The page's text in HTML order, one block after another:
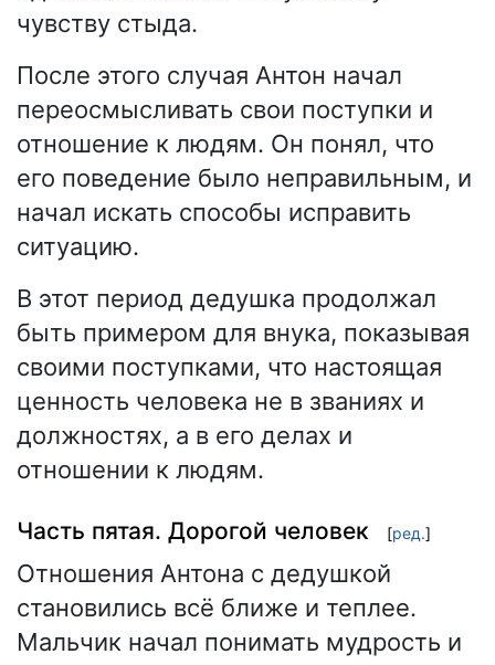
чувству стыда.
После этого случая Антон начал
переосмысливать свои поступки и
отношение к людям. Он понял, что
его поведение было неправильным, и
начал искать способы исправить
ситуацию.
В этот период дедушка продолжал
быть примером для внука, показывая
своими поступками, что настоящая
ценность человека не в званиях и
должностях, а в его делах и
отношении к людям.
Часть пятая. Дорогой человек [ред.]
Отношения Антона с дедушкой
становились всё ближе и теплее.
Мальчик начал понимать мудрость и